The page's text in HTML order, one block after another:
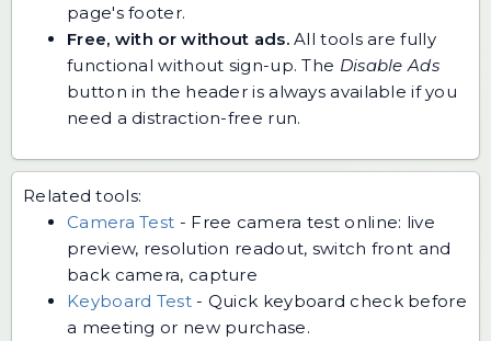
page's footer.
Free, with or without ads.All tools are fully
functional without sign-up. The Disable Ads
button in the header is always available if you
need a distraction-free run.
Related tools:
Camera Test - Free camera test online: live
preview, resolution readout, switch front and
back camera, capture
Keyboard Test- Quick keyboard check before
a meeting or new purchase.